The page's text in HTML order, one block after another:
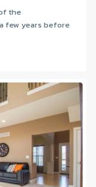
the
few years before